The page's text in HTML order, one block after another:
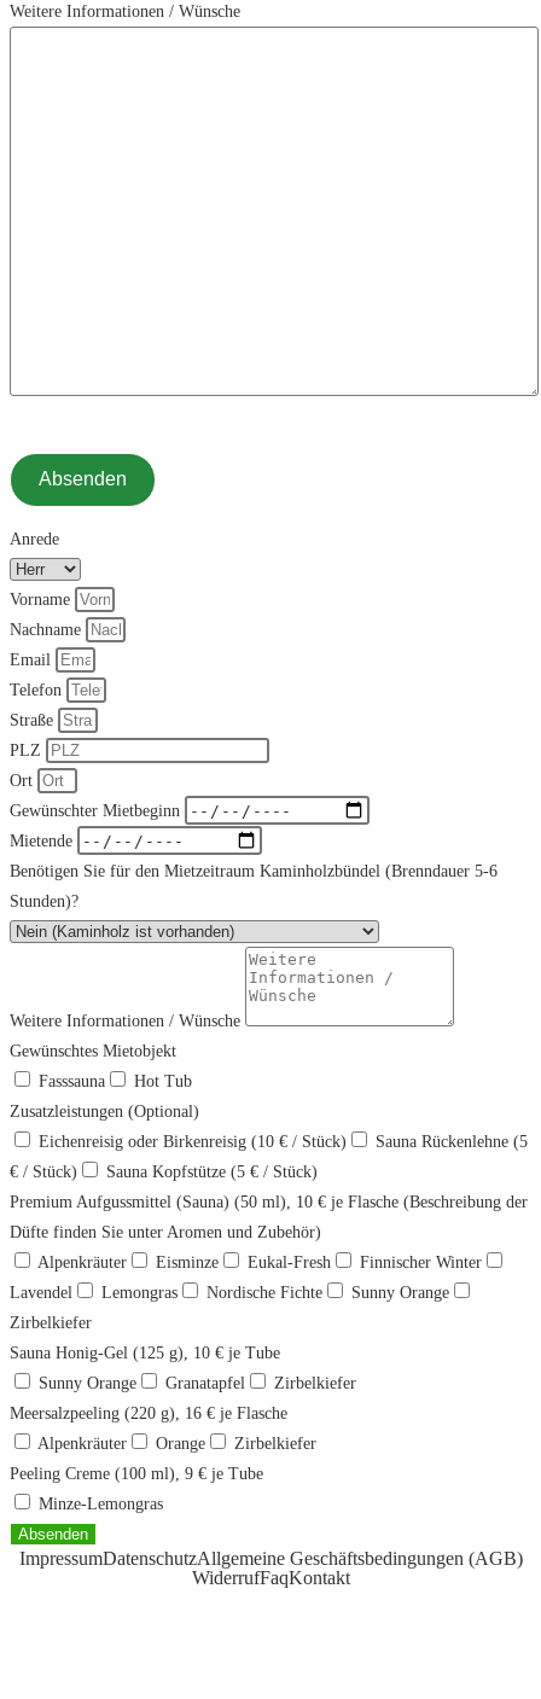
Weitere Informationen / Wünsche
Absenden
Anrede
Vorname
Nachname
Email
Telefon
Straße
PLZ
Ort
Gewünschter Mietbeginn
Mietende
Benötigen Sie für den Mietzeitraum Kaminholzbündel (Brenndauer 5-6
Stunden)?
Weitere Informationen / Wünsche
Gewünschtes Mietobjekt
Fasssauna
Hot Tub
Zusatzleistungen (Optional)
Eichenreisig oder Birkenreisig (10 € / Stück)
Sauna Rückenlehne (5
€ / Stück)
Sauna Kopfstütze (5 € / Stück)
Premium Aufgussmittel (Sauna) (50 ml), 10 € je Flasche (Beschreibung der
Düfte finden Sie unter Aromen und Zubehör)
Alpenkräuter
Eisminze Eukal-Fresh
Finnischer Winter
Lavendel
Lemongras Nordische Fichte
Sunny Orange
Zirbelkiefer
Sauna Honig-Gel (125 g), 10 € je Tube
Sunny Orange
Granatapfel
Zirbelkiefer
Meersalzpeeling (220 g), 16 € je Flasche
Alpenkräuter
Orange
Zirbelkiefer
Peeling Creme (100 ml), 9 € je Tube
Minze-Lemongras
Absenden
ImpressumDatenschutzAllgemeine Geschäftsbedingungen (AGB)
WiderrufFaqKontakt